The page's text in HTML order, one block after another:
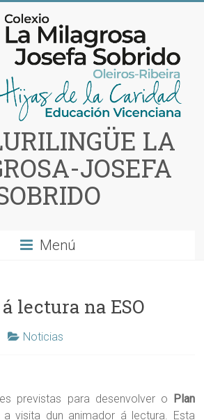
LA
JOSEFA
Menú
lectura na ESO
Noticias
previstas para desenvolver o Plan
a visita dun animador á lectura. Esta